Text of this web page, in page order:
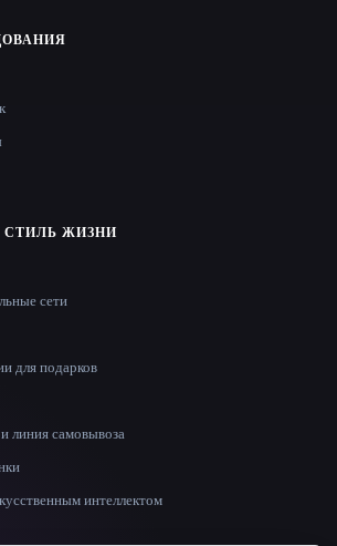
СТИЛЬ ЖИЗНИ
сети
для подарков
линия самовывоза
интеллектом